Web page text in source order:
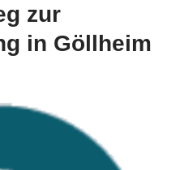
zur
in Göllheim